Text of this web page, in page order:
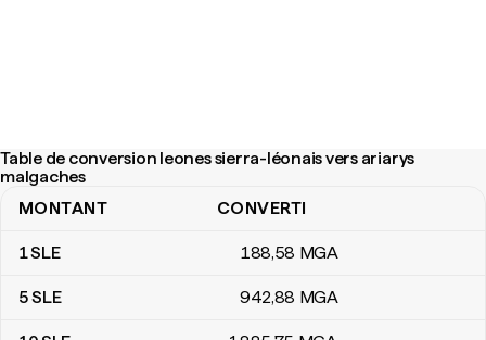
Table de conversion leones sierra-léonais vers ariarys
malgaches
Table de conversion leones sierra-léonais vers ariarys malgaches
MONTANT CONVERTI
1SLE 188,58 MGA
5SLE 942,88 MGA